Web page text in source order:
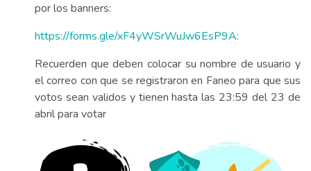
por los banners:
https://forms.gle/xF4yWSrWuJw6EsP9A:
Recuerden que deben colocar su nombre de usuario y
el correo con que se registraron en Faneo para que sus
votos sean validos y tienen hasta las 23:59 del 23 de
abril para votar